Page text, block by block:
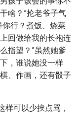
啥？”抡老爷子气
你行？煮饭、烧菜
回做给我的长袍连
指望？”虽然她爹
，谁说她没一样
、作画，还有骰子
样可以少挨点骂，